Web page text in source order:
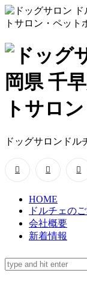
ド
ッ
グ
サ
ロ
ン
ド
ル
チ
ドッグサロンドル
HOME
ドルチェの
会社概要
新着情報